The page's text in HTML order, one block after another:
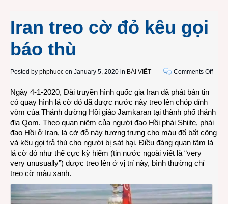
Iran treo cờ đỏ kêu gọi
báo thù
Posted by phphuoc on January 5, 2020 in BÀI VIẾT Comments Offon
đỏ
kêu
gọi
báo
Ngày 4-1-2020, Đài truyền hình quốc gia Iran đã phát bản tin
có quay hình lá cờ đỏ đã được nước này treo lên chóp đỉnh
vòm của Thánh đường Hồi giáo Jamkaran tại thành phố thánh
địa Qom. Theo quan niệm của người đạo Hồi phái Shiite, phái
đạo Hồi ở Iran, lá cờ đỏ này tượng trưng cho máu đổ bất công
và kêu gọi trả thù cho người bị sát hại. Điều đáng quan tâm là
lá cờ đỏ như thế cực kỳ hiếm (tin nước ngoài viết là “very
very unusually”) được treo lên ở vị trí này, bình thường chỉ
treo cờ màu xanh.